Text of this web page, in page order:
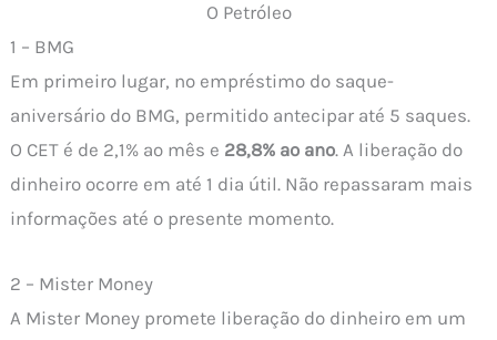
O Petróleo
1 – BMG
Em primeiro lugar, no empréstimo do saque-
aniversário do BMG, permitido antecipar até 5 saques.
O CET é de 2,1% ao mês e 28,8% ao ano. A liberação do
dinheiro ocorre em até 1 dia útil. Não repassaram mais
informações até o presente momento.
2 – Mister Money
A Mister Money promete liberação do dinheiro em um